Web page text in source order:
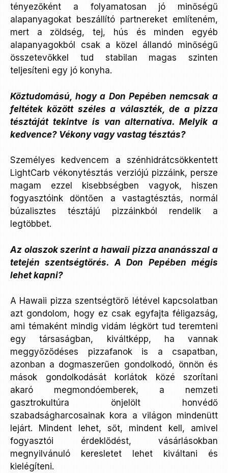
tényezőként a folyamatosan jó minőségű
alapanyagokat beszállító partnereket említeném,
mert a zöldség, tej, hús és minden egyéb
alapanyagokból csak a közel állandó minőségű
összetevőkkel tud stabilan magas szinten
teljesíteni egy jó konyha.
Köztudomású, hogy a Don Pepében nemcsak a
feltétek között széles a választék, de a pizza
tésztáját tekintve is van alternatíva. Melyik a
kedvence? Vékony vagy vastag tésztás?
Személyes kedvencem a szénhidrátcsökkentett
LightCarb vékonytésztás verziójú pizzáink, persze
magam ezzel kisebbségben vagyok, hiszen
fogyasztóink döntően a vastagtésztás, normál
búzalisztes tésztájú pizzáinkból rendelik a
legtöbbet.
Az olaszok szerint a hawaii pizza ananásszal a
tetején szentségtörés. A Don Pepében mégis
lehet kapni?
A Hawaii pizza szentségtörő létével kapcsolatban
azt gondolom, hogy ez csak egyfajta féligazság,
ami témaként mindig vidám légkört tud teremteni
egy társaságban, kiváltképp, ha vannak
meggyőződéses pizzafanok is a csapatban,
azonban a dogmaszerűen gondolkodó, önnön és
mások gondolkodását korlátok közé szorítani
akaró megmondóemberek, a nemzeti
gasztrokultúra önjelölt honvédő
szabadságharcosainak kora a világon mindenütt
lejárt. Mindent lehet, sőt, mindent kell, amivel
fogyasztói érdeklődést, vásárlásokban
megnyilvánuló keresletet lehet kiváltani és
kielégíteni.